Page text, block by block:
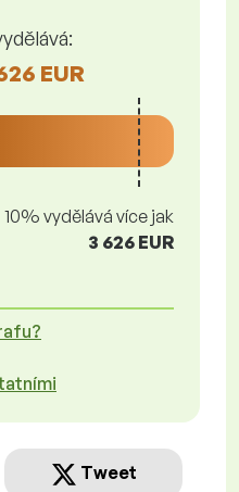
EUR
10% vydělává více jak
3 626 EUR
Tweet